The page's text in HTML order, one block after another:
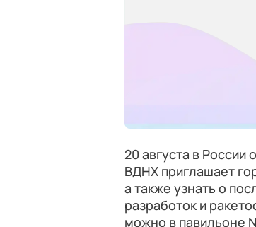
20 августа в
ВДНХ приглашает
а также узнать о
разработок и
можно в павильоне